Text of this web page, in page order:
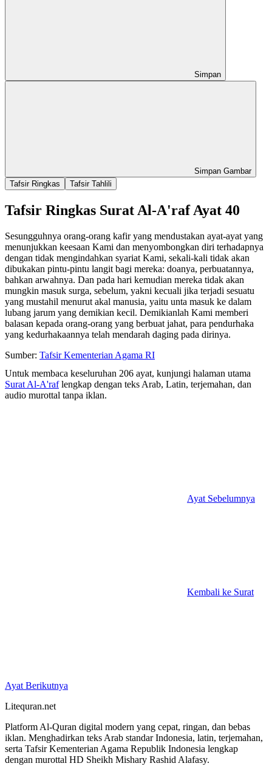
Simpan
Simpan Gambar
Tafsir Ringkas
Tafsir Tahlili
Tafsir Ringkas Surat Al-A'raf Ayat 40
Sesungguhnya orang-orang kafir yang mendustakan ayat-ayat yang
menunjukkan keesaan Kami dan menyombongkan diri terhadapnya
dengan tidak mengindahkan syariat Kami, sekali-kali tidak akan
dibukakan pintu-pintu langit bagi mereka: doanya, perbuatannya,
bahkan arwahnya. Dan pada hari kemudian mereka tidak akan
mungkin masuk surga, sebelum, yakni kecuali jika terjadi sesuatu
yang mustahil menurut akal manusia, yaitu unta masuk ke dalam
lubang jarum yang demikian kecil. Demikianlah Kami memberi
balasan kepada orang-orang yang berbuat jahat, para pendurhaka
yang kedurhakaannya telah mendarah daging pada dirinya.
Sumber: Tafsir Kementerian Agama RI
Untuk membaca keseluruhan 206 ayat, kunjungi halaman utama
Surat Al-A'raflengkap dengan teks Arab, Latin, terjemahan, dan
audio murottal tanpa iklan.
Ayat Sebelumnya
Kembali ke Surat
Ayat Berikutnya
Litequran.net
Platform Al-Quran digital modern yang cepat, ringan, dan bebas
iklan. Menghadirkan teks Arab standar Indonesia, latin, terjemahan,
serta Tafsir Kementerian Agama Republik Indonesia lengkap
dengan murottal HD Sheikh Mishary Rashid Alafasy.